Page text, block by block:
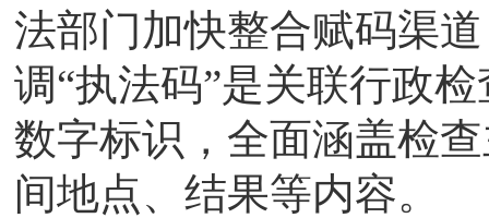
法部门加快整合赋码渠
调“执法码”是关联行政
数字标识，全面涵盖检
间地点、结果等内容。